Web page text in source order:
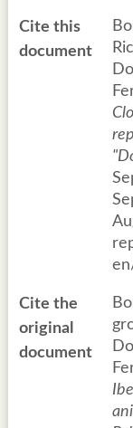
Cite this
document
Cite the
original
document